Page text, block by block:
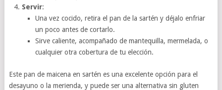
Servir:
Una vez cocido, retira el pan de la sartén y déjalo enfriar
un poco antes de cortarlo.
Sirve caliente, acompañado de mantequilla, mermelada, o
cualquier otra cobertura de tu elección.
Este pan de maicena en sartén es una excelente opción para el
desayuno o la merienda, y puede ser una alternativa sin gluten